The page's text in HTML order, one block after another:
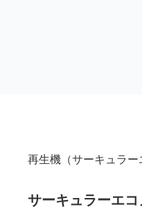
再生機（サーキュラー
サーキュラーエ